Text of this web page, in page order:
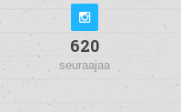
620
seuraajaa